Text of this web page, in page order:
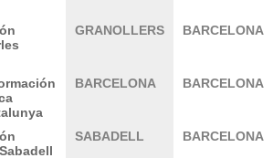
GRANOLLERS BARCELONA
BARCELONA BARCELONA
SABADELL BARCELONA